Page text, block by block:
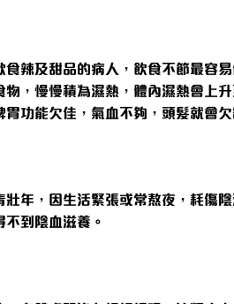
辣及甜品的病人，飲食不節最容
，慢慢積為濕熱，體內濕熱會上
功能欠佳，氣血不夠，頭髮就會欠
年，因生活緊張或常熬夜，耗傷
到陰血滋養。